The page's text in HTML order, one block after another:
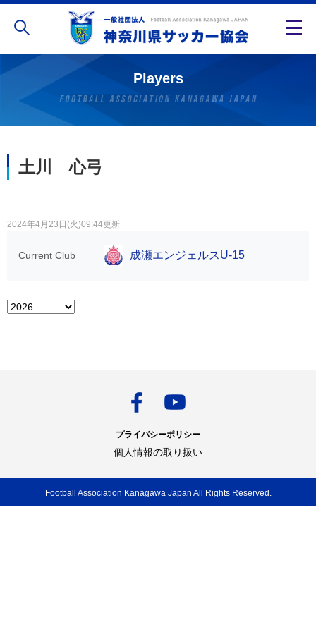
Players
土川 心弓
2024年4月23日(火)09:44更新
Current Club 成瀬エンジェルスU-15
プライバシーポリシー
個人情報の取り扱い
Football Association Kanagawa Japan All Rights Reserved.